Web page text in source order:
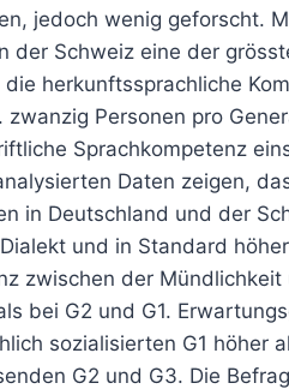
jedoch wenig geforscht.
der Schweiz eine der
herkunftssprachliche
Personen pro
Sprachkompetenz
Daten zeigen,
in Deutschland und der
und in Standard
zwischen der
bei G2 und G1.
sozialisierten G1 höher
G2 und G3. Die